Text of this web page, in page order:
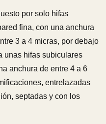
por solo hifas
fina, con una anchura
3 a 4 micras, por debajo
unas hifas subiculares
anchura de entre 4 a 6
entrelazadas
septadas y con los